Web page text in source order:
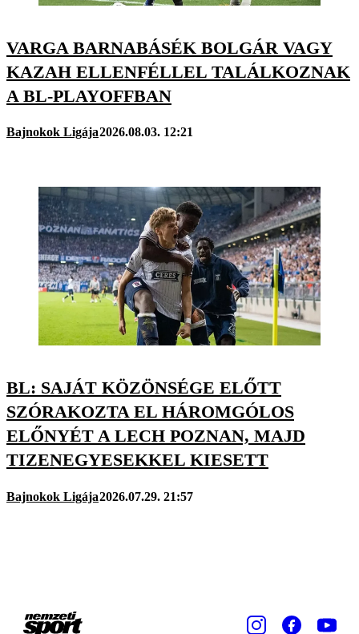
VARGA BARNABÁSÉK BOLGÁR VAGY
KAZAH ELLENFÉLLEL TALÁLKOZNAK
A BL-PLAYOFFBAN
Bajnokok Ligája2026.08.03. 12:21
BL: SAJÁT KÖZÖNSÉGE ELŐTT
SZÓRAKOZTA EL HÁROMGÓLOS
ELŐNYÉT A LECH POZNAN, MAJD
TIZENEGYESEKKEL KIESETT
Bajnokok Ligája2026.07.29. 21:57